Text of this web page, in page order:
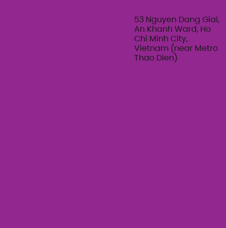
53 Nguyen Dang Giai,
An Khanh Ward, Ho
Chi Minh City,
Vietnam (near Metro
Thao Dien)